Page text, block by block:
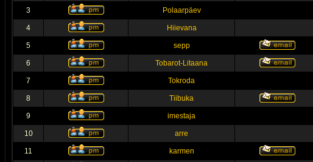
3 Polaarpäev
4 Hiievana
5 sepp
6 Tobarot-Litaana
7 Tokroda
8 Tiibuka
9 imestaja
10 arre
11 karmen